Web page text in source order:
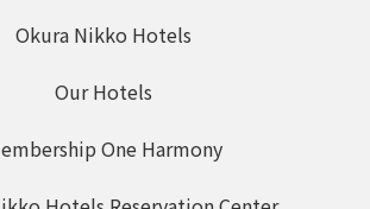
Okura Nikko Hotels
Our Hotels
One Harmony